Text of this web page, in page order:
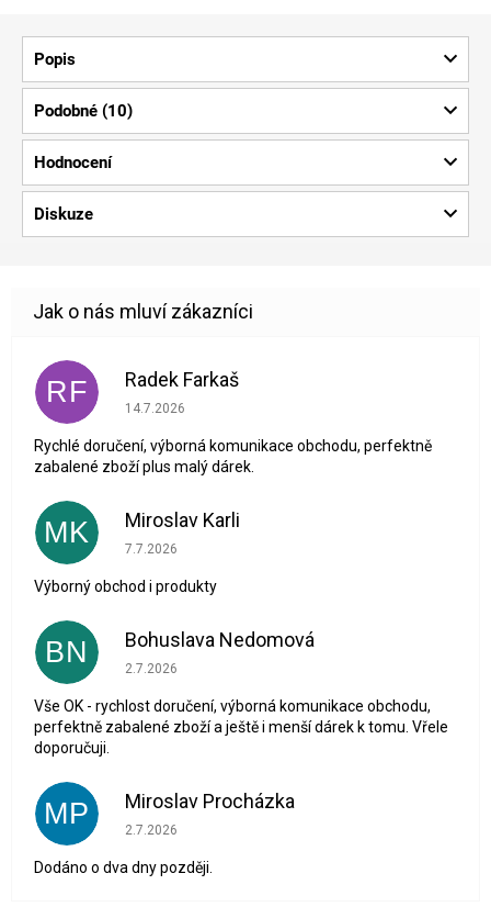
Popis
Podobné (10)
Hodnocení
Diskuze
RF Radek Farkaš
Hodnocení obchodu je 5 z 5 hvězdiček.
14.7.2026
Rychlé doručení, výborná komunikace obchodu, perfektně
zabalené zboží plus malý dárek.
MK Miroslav Karli
Hodnocení obchodu je 5 z 5 hvězdiček.
7.7.2026
Výborný obchod i produkty
BN Bohuslava Nedomová
Hodnocení obchodu je 5 z 5 hvězdiček.
2.7.2026
Vše OK - rychlost doručení, výborná komunikace obchodu,
perfektně zabalené zboží a ještě i menší dárek k tomu. Vřele
doporučuji.
MP Miroslav Procházka
Hodnocení obchodu je 1 z 5 hvězdiček.
2.7.2026
Dodáno o dva dny později.